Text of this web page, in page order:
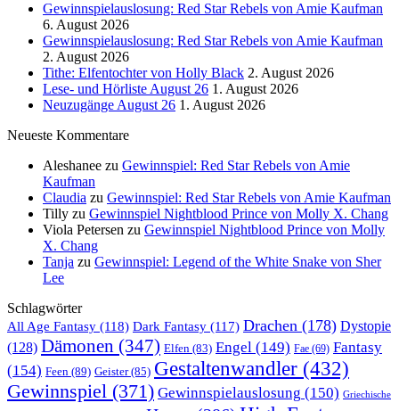
Gewinnspielauslosung: Red Star Rebels von Amie Kaufman
6. August 2026
Gewinnspielauslosung: Red Star Rebels von Amie Kaufman
2. August 2026
Tithe: Elfentochter von Holly Black 2. August 2026
Lese- und Hörliste August 26 1. August 2026
Neuzugänge August 26 1. August 2026
Neueste Kommentare
Aleshanee zu Gewinnspiel: Red Star Rebels von Amie
Kaufman
Claudia zu Gewinnspiel: Red Star Rebels von Amie Kaufman
Tilly zu Gewinnspiel Nightblood Prince von Molly X. Chang
Viola Petersen zu Gewinnspiel Nightblood Prince von Molly
X. Chang
Tanja zu Gewinnspiel: Legend of the White Snake von Sher
Lee
Schlagwörter
All Age Fantasy (118) Dark Fantasy (117) Drachen (178) Dystopie
(128) Dämonen (347) Elfen (83) Engel (149) Fae (69) Fantasy
(154) Feen (89) Geister(85) Gestaltenwandler (432)
Gewinnspiel (371) Gewinnspielauslosung (150) Griechische